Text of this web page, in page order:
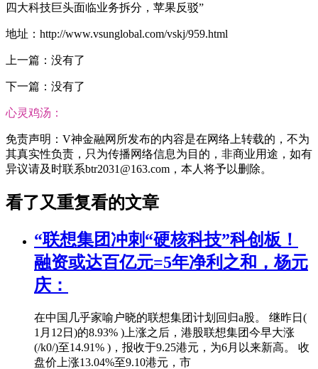
四大科技巨头面临业务拆分，苹果反驳”
地址：http://www.vsunglobal.com/vskj/959.html
上一篇：没有了
下一篇：没有了
心灵鸡汤：
免责声明：V神金融网所发布的内容是在网络上转载的，不为
其真实性负责，只为传播网络信息为目的，非商业用途，如有
异议请及时联系btr2031@163.com，本人将予以删除。
看了又重复看的文章
“联想集团冲刺“硬核科技”科创板！
融资或达百亿元=5年净利之和，杨元
庆：
在中国几乎家喻户晓的联想集团计划回归a股。 继昨日(
1月12日)的8.93% )上涨之后，港股联想集团今早大涨
(/k0/)至14.91% )，报收于9.25港元，为6月以来新高。 收
盘价上涨13.04%至9.10港元，市